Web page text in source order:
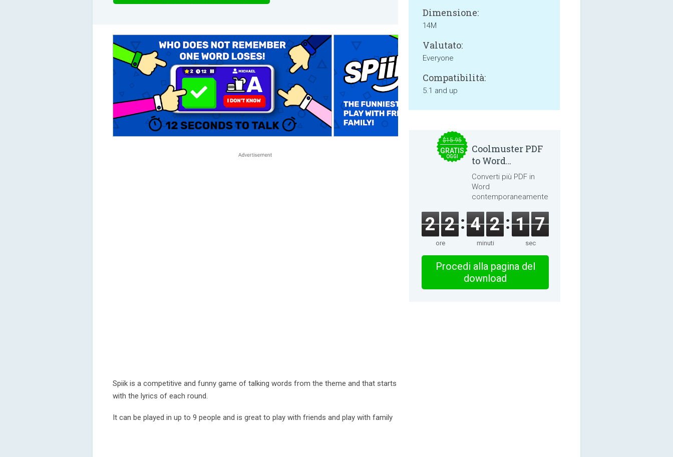
Spiik is a competitive and funny game of talking words from the theme and that starts
with the lyrics of each round.
It can be played in up to 9 people and is great to play with friends and play with family
Dimensione:
14M
Valutato:
Everyone
Compatibilità:
5.1 and up
$15.95
GRATIS
OGGI
Coolmuster PDF
to Word
Converter 2.3.3
Converti più PDF in
Word
contemporaneamente.
2 2
ore
4 2
minuti
1 6
sec
Procedi alla pagina del
download